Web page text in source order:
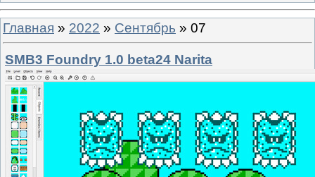
Главная » 2022 » Сентябрь » 07
SMB3 Foundry 1.0 beta24 Narita